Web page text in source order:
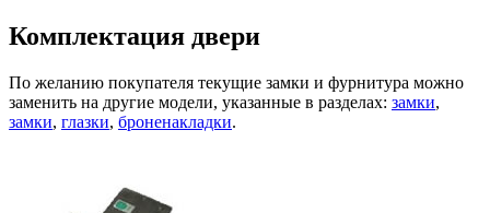
Комплектация двери
По желанию покупателя текущие замки и фурнитура можно
заменить на другие модели, указанные в разделах: замки,
замки, глазки, броненакладки.